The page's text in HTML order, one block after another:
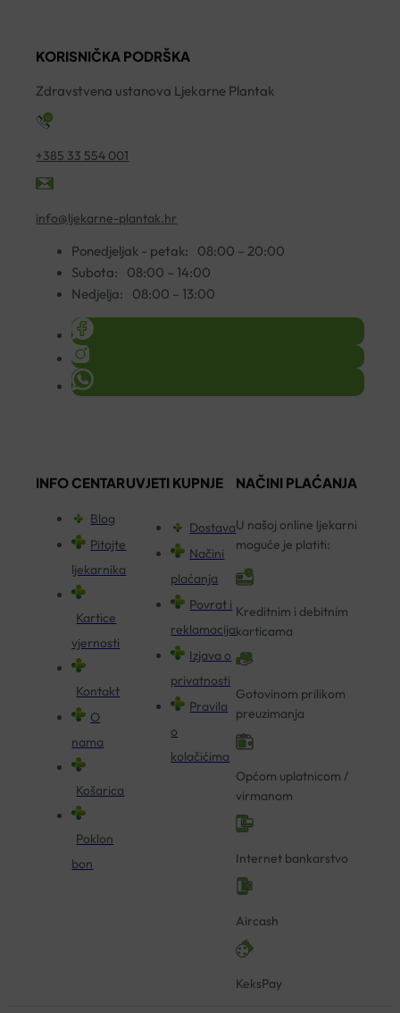
KORISNIČKA PODRŠKA
Zdravstvena ustanova Ljekarne Plantak
+385 33 554 001
info@ljekarne-plantak.hr
Ponedjeljak - petak:
08:00 – 20:00
Subota:
08:00 – 14:00
Nedjelja:
08:00 – 13:00
INFO CENTAR
Blog
Pitajte
ljekarnika
Kartice
vjernosti
Kontakt
O
nama
Košarica
Poklon
bon
UVJETI KUPNJE
Dostava
Načini
plaćanja
Povrat i
reklamacija
Izjava o
privatnosti
Pravila
o
kolačićima
NAČINI PLAĆANJA
U našoj online ljekarni
moguće je platiti:
Kreditnim i debitnim
karticama
Gotovinom prilikom
preuzimanja
Općom uplatnicom /
virmanom
Internet bankarstvo
Aircash
KeksPay